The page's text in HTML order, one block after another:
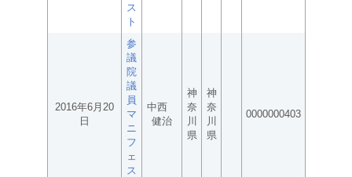
ス
ト
2016年6月20
日
参
議
院
議
員
マ
ニ
フ
ェ
ス
中西
健治
神
奈
川
県
神
奈
川
県
0000000403